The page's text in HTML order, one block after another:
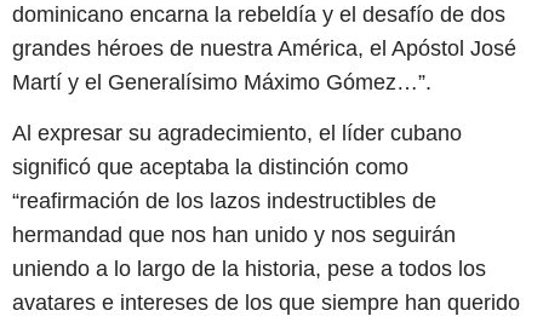
dominicano encarna la rebeldía y el desafío de dos
grandes héroes de nuestra América, el Apóstol José
Martí y el Generalísimo Máximo Gómez…”.
Al expresar su agradecimiento, el líder cubano
significó que aceptaba la distinción como
“reafirmación de los lazos indestructibles de
hermandad que nos han unido y nos seguirán
uniendo a lo largo de la historia, pese a todos los
avatares e intereses de los que siempre han querido